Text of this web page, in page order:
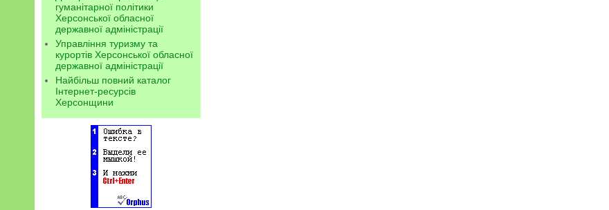
гуманітарної політики
Херсонської обласної
державної адміністрації
Управління туризму та
курортів Херсонської обласної
державної адміністрації
Найбільш повний каталог
Інтернет-ресурсів
Херсонщини